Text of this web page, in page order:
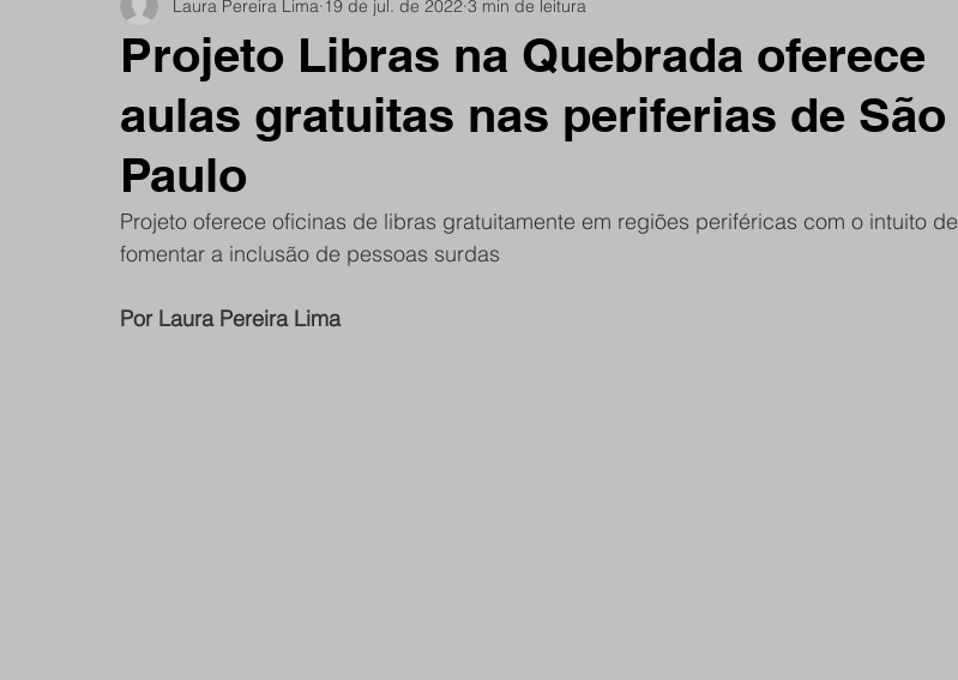
Notícias do Jardim São Remo Debate Comunidade
São Remano Entrevista Mulheres Esportes frente do site
Projeto Libras na Quebrada oferece
aulas gratuitas nas periferias de São
Paulo
Laura Pereira Lima 19 de jul. de 2022 3 min de leitura
Projeto oferece oficinas de libras gratuitamente em regiões periféricas com o intuito de
fomentar a inclusão de pessoas surdas
Por Laura Pereira Lima